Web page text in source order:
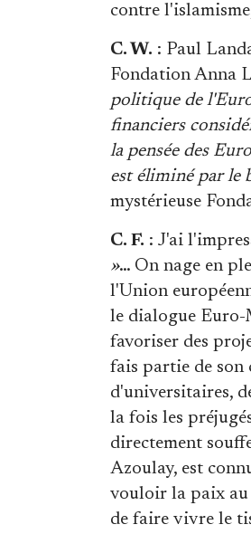
contre
C. W. : Paul
Fondation Anna
politique de
financiers
la pensée des
est éliminé par le
mystérieuse
C. F. : J'ai
»… On nage en
l'Union
le dialogue Euro-
favoriser des
fais partie de son
d'universitaires,
la fois les
directement
Azoulay, est
vouloir la paix au
de faire vivre le